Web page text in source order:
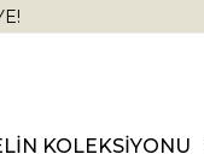
KOLEKSİYONU